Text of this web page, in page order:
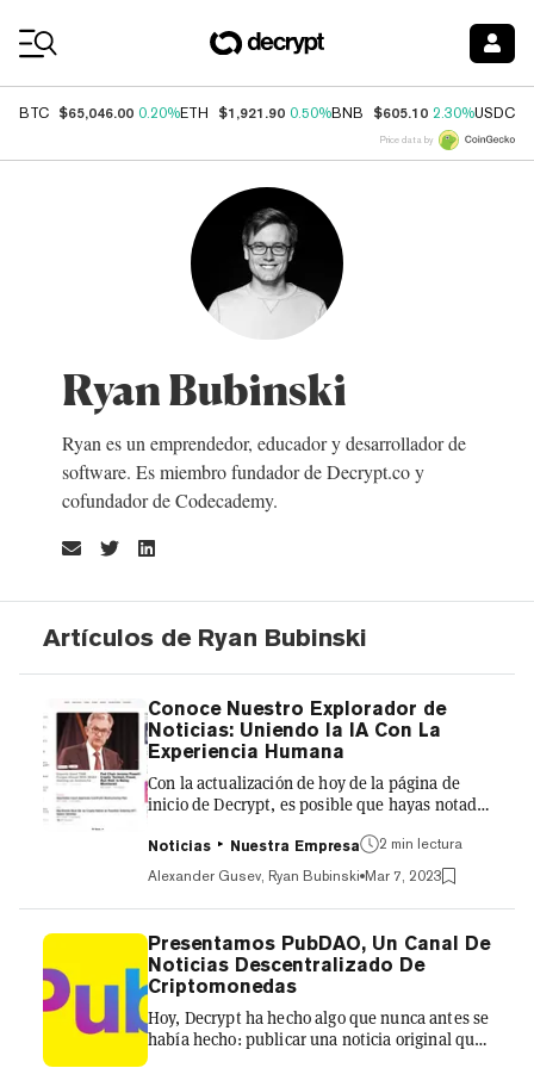
BTC $65,046.00 0.20%ETH $1,921.90 0.50%BNB $605.10 2.30%USDC
Price data by
Ryan Bubinski
Ryan es un emprendedor, educador y desarrollador de
software. Es miembro fundador de Decrypt.co y
cofundador de Codecademy.
Artículos de Ryan Bubinski
Conoce Nuestro Explorador de
Noticias: Uniendo la IA Con La
Experiencia Humana
Con la actualización de hoy de la página de
inicio de Decrypt, es posible que hayas notado
modesta: un feed de titulares de noticias de
última hora resumidos a través de una
Inteligencia Artificial y generados a partir de
fuentes de toda la web. A esta función la
llamamos Explorador de Noticias. 💇‍♀️En
Decrypt iniciamos marzo con un nuevo look💇
Ahora además de ofrecerte la mejor
información, también deleitamos tus ojos con
un visual más limpio y b...
Noticias Nuestra Empresa
2 min lectura
Alexander Gusev, Ryan Bubinski Mar 7, 2023
Presentamos PubDAO, Un Canal De
Noticias Descentralizado De
Criptomonedas
Hoy, Decrypt ha hecho algo que nunca antes se
había hecho: publicar una noticia original que